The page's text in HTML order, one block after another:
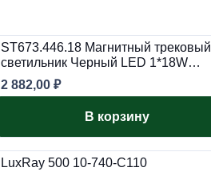
ST673.446.18 Магнитный трековый
светильник Черный LED 1*18W…
2 882,00 ₽
В корзину
LuxRay 500 10-740-C110